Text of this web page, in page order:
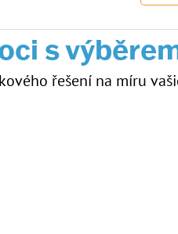
s
řešení na míru